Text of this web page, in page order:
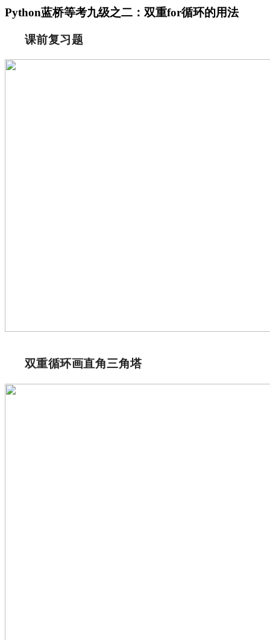
Python蓝桥等考九级之二：双重for循环的用法
课前复习题
双重循环画直角三角塔